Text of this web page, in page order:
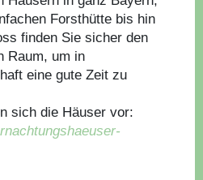
Forsthütte bis hin
finden Sie sicher den
Raum, um in
eine gute Zeit zu
sich die Häuser vor: